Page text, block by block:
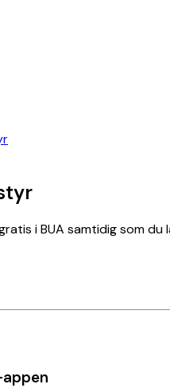
i BUA samtidig som du
appen